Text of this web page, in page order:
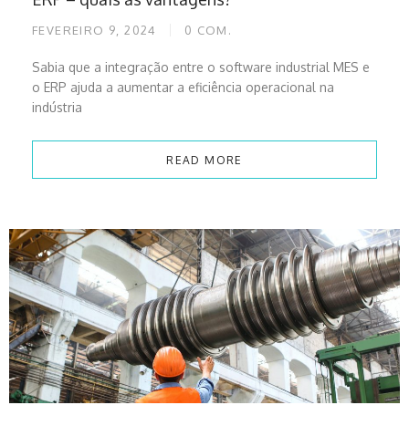
FEVEREIRO 9, 2024 0 COM.
Sabia que a integração entre o software industrial MES e
o ERP ajuda a aumentar a eficiência operacional na
indústria
READ MORE